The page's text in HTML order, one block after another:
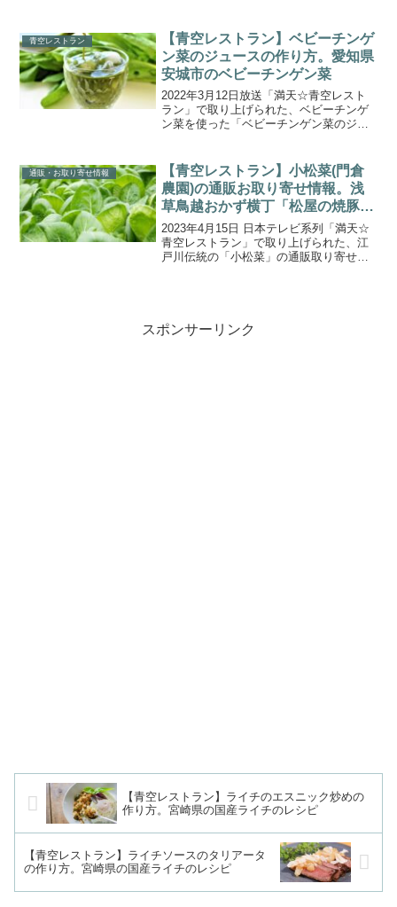
『旨だし酢 極』です。福山町伝統の甕壺
露天醸造法(...
青空レストラン
【青空レストラン】ベビーチンゲ
ン菜のジュースの作り方。愛知県
安城市のベビーチンゲン菜
2022年3月12日放送「満天☆青空レスト
ラン」で取り上げられた、ベビーチンゲ
ン菜を使った「ベビーチンゲン菜のジュ
ビーチンゲン菜』です。一般的なサイズ
が23～25㎝ほど...
通販・お取り寄せ情報
【青空レストラン】小松菜(門倉
農園)の通販お取り寄せ情報。浅
草鳥越おかず横丁「松屋の焼豚」
も！
2023年4月15日 日本テレビ系列「満天☆
青空レストラン」で取り上げられた、江
戸川伝統の「小松菜」の通販取り寄せ情
スポンサーリンク
【青空レストラン】ライチのエスニック炒めの
作り方。宮崎県の国産ライチのレシピ
【青空レストラン】ライチソースのタリアータ
の作り方。宮崎県の国産ライチのレシピ